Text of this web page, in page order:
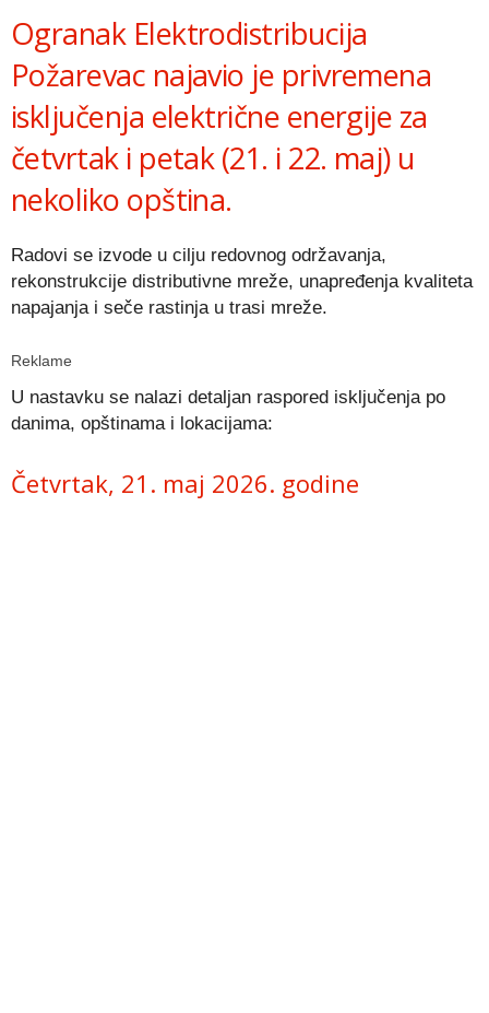
Ogranak Elektrodistribucija
Požarevac najavio je privremena
isključenja električne energije za
četvrtak i petak (21. i 22. maj) u
nekoliko opština.
Radovi se izvode u cilju redovnog održavanja,
rekonstrukcije distributivne mreže, unapređenja kvaliteta
napajanja i seče rastinja u trasi mreže.
Reklame
U nastavku se nalazi detaljan raspored isključenja po
danima, opštinama i lokacijama:
Četvrtak, 21. maj 2026. godine